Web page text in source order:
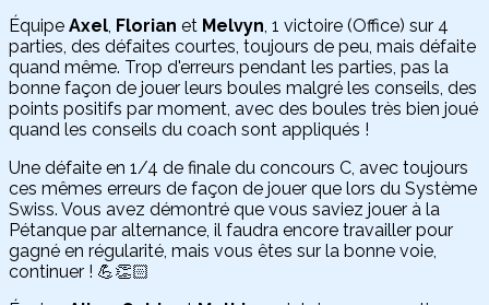
Équipe Axel, Florian et Melvyn, 1 victoire (Office) sur 4
parties, des défaites courtes, toujours de peu, mais défaite
quand même. Trop d'erreurs pendant les parties, pas la
bonne façon de jouer leurs boules malgré les conseils, des
points positifs par moment, avec des boules très bien joué
quand les conseils du coach sont appliqués !
Une défaite en 1/4 de finale du concours C, avec toujours
ces mêmes erreurs de façon de jouer que lors du Système
Swiss. Vous avez démontré que vous saviez jouer à la
Pétanque par alternance, il faudra encore travailler pour
gagné en régularité, mais vous êtes sur la bonne voie,
continuer ! 💪👏🏻